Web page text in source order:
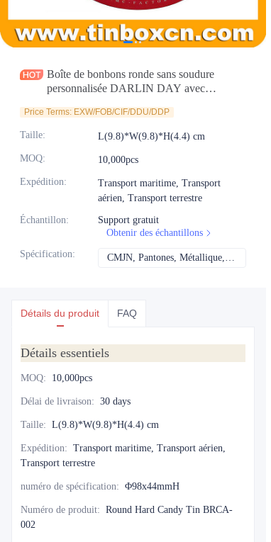
Boîte de bonbons ronde sans soudure
personnalisée DARLIN DAY avec
Price Terms: EXW/FOB/CIF/DDU/DDP
Taille: L(9.8)*W(9.8)*H(4.4) cm
MOQ: 10,000pcs
Expédition:
Transport maritime, Transport
aérien, Transport terrestre
Échantillon:
Support gratuit
Obtenir des échantillons
Spécification: CMJN, Pantones, Métallique, Couleur de repère, etc.
Détails du produit FAQ
Détails essentiels
MOQ: 10,000pcs
Délai de livraison: 30 days
Taille: L(9.8)*W(9.8)*H(4.4) cm
Expédition: Transport maritime, Transport aérien,
Transport terrestre
numéro de spécification: Φ98x44mmH
Numéro de produit: Round Hard Candy Tin BRCA-
002
Actualités